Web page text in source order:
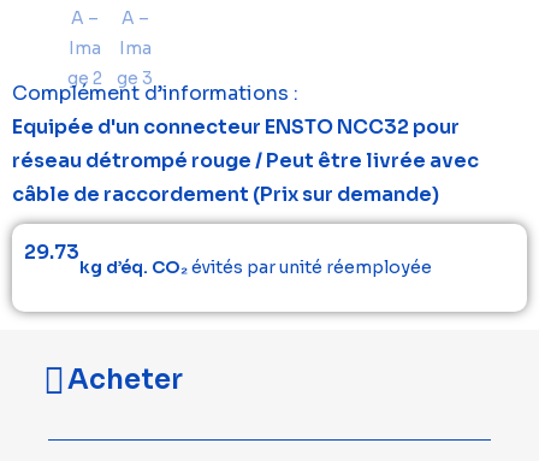
Complément d’informations :
Equipée d'un connecteur ENSTO NCC32 pour
réseau détrompé rouge / Peut être livrée avec
câble de raccordement (Prix sur demande)
29.73
kg d’éq. CO₂évités par unité réemployée
Acheter